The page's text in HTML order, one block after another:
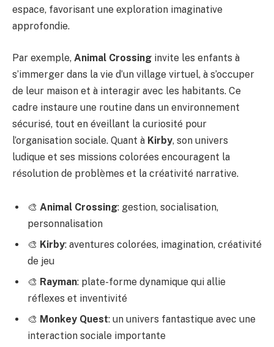
espace, favorisant une exploration imaginative
approfondie.
Par exemple, Animal Crossing invite les enfants à
s’immerger dans la vie d’un village virtuel, à s’occuper
de leur maison et à interagir avec les habitants. Ce
cadre instaure une routine dans un environnement
sécurisé, tout en éveillant la curiosité pour
l’organisation sociale. Quant à Kirby, son univers
ludique et ses missions colorées encouragent la
résolution de problèmes et la créativité narrative.
🎨 Animal Crossing: gestion, socialisation,
personnalisation
🎨 Kirby: aventures colorées, imagination, créativité
de jeu
🎨 Rayman: plate-forme dynamique qui allie
réflexes et inventivité
🎨 Monkey Quest: un univers fantastique avec une
interaction sociale importante